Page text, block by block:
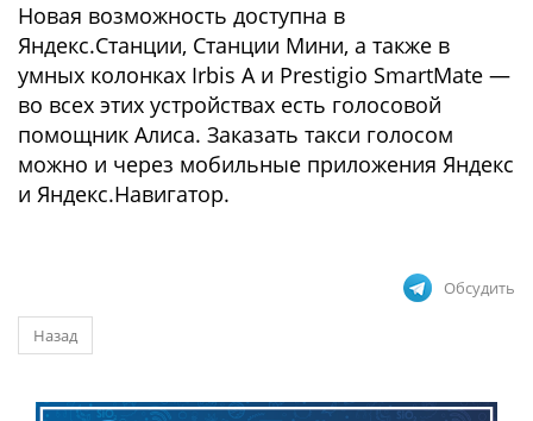
Новая возможность доступна в
Яндекс.Станции, Станции Мини, а также в
умных колонках Irbis A и Prestigio SmartMate —
во всех этих устройствах есть голосовой
помощник Алиса. Заказать такси голосом
можно и через мобильные приложения Яндекс
и Яндекс.Навигатор.
Обсудить
Назад